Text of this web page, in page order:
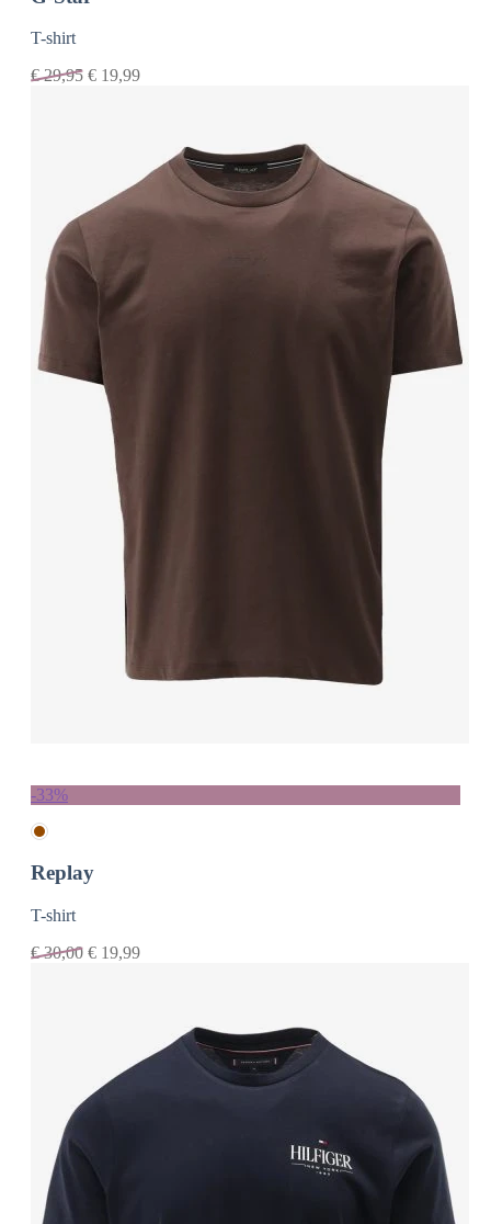
T-shirt
€29,95 € 19,99
-33%
Replay
T-shirt
€30,00 € 19,99